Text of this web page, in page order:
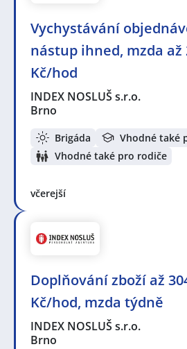
Vychystávání
nástup ihned, mzda až
Kč/hod
INDEX NOSLUŠ s.r.o.
Brno
Brigáda
Vhodné také
Vhodné také pro rodiče
včerejší
Doplňování zboží až
Kč/hod, mzda týdně
INDEX NOSLUŠ s.r.o.
Brno